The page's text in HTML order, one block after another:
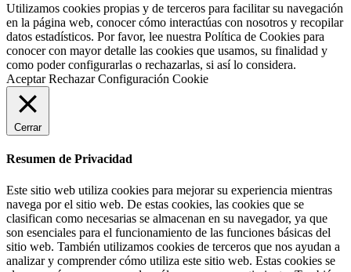
Utilizamos cookies propias y de terceros para facilitar su navegación
en la página web, conocer cómo interactúas con nosotros y recopilar
datos estadísticos. Por favor, lee nuestra Política de Cookies para
conocer con mayor detalle las cookies que usamos, su finalidad y
como poder configurarlas o rechazarlas, si así lo considera.
Aceptar Rechazar Configuración Cookie
Cerrar
Resumen de Privacidad
Este sitio web utiliza cookies para mejorar su experiencia mientras
navega por el sitio web. De estas cookies, las cookies que se
clasifican como necesarias se almacenan en su navegador, ya que
son esenciales para el funcionamiento de las funciones básicas del
sitio web. También utilizamos cookies de terceros que nos ayudan a
analizar y comprender cómo utiliza este sitio web. Estas cookies se